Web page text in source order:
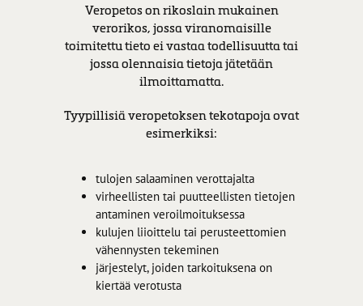
Veropetos on rikoslain mukainen
verorikos, jossa viranomaisille
toimitettu tieto ei vastaa todellisuutta tai
jossa olennaisia tietoja jätetään
ilmoittamatta.
Tyypillisiä veropetoksen tekotapoja ovat
esimerkiksi:
tulojen salaaminen verottajalta
virheellisten tai puutteellisten tietojen
antaminen veroilmoituksessa
kulujen liioittelu tai perusteettomien
vähennysten tekeminen
järjestelyt, joiden tarkoituksena on
kiertää verotusta